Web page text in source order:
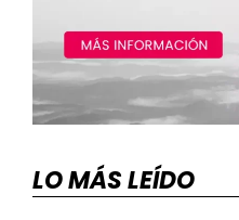
LO MÁS LEÍDO